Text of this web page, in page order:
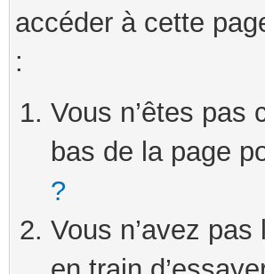
accéder à cette
:
Vous n’êtes pas
bas de la page
?
Vous n’avez